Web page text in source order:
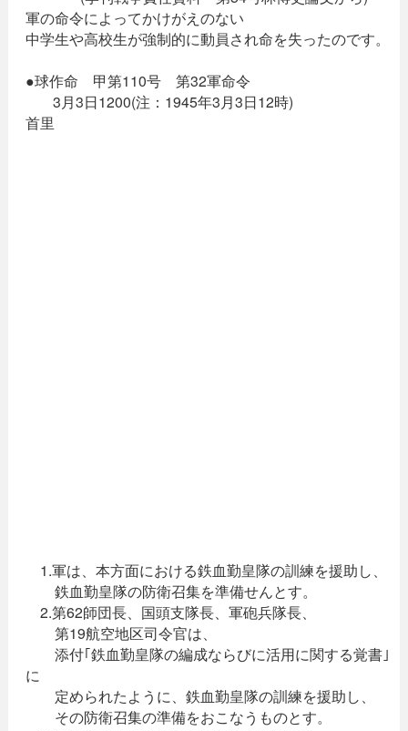
軍の命令によってかけがえのない
中学生や高校生が強制的に動員され命を失ったのです。
●球作命 甲第110号 第32軍命令
3月3日1200(注：1945年3月3日12時)
首里
1.軍は、本方面における鉄血勤皇隊の訓練を援助し、
鉄血勤皇隊の防衛召集を準備せんとす。
2.第62師団長、国頭支隊長、軍砲兵隊長、
第19航空地区司令官は、
添付｢鉄血勤皇隊の編成ならびに活用に関する覚書｣
に
定められたように、鉄血勤皇隊の訓練を援助し、
その防衛召集の準備をおこなうものとす。